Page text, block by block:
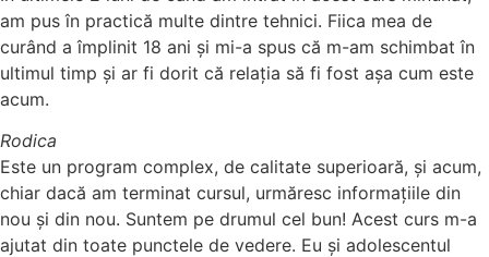
am pus în practică multe dintre tehnici. Fiica mea de
curând a împlinit 18 ani şi mi-a spus că m-am schimbat în
ultimul timp și ar fi dorit că relația să fi fost aşa cum este
acum.
Rodica
Este un program complex, de calitate superioară, și acum,
chiar dacă am terminat cursul, urmăresc informațiile din
nou și din nou. Suntem pe drumul cel bun! Acest curs m-a
ajutat din toate punctele de vedere. Eu și adolescentul